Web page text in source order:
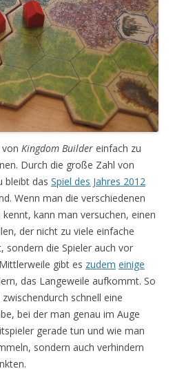
Kingdom Builder einfach zu
Durch die große Zahl von
bleibt das Spiel des Jahres 2012
Wenn man die verschiedenen
kann man versuchen, einen
der nicht zu viele einfache
sondern die Spieler auch vor
gibt es zudem einige
das Langeweile aufkommt. So
schnell eine
bei der man genau im Auge
gerade tun und wie man
sondern auch verhindern